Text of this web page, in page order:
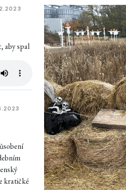
aby spal
kratičké